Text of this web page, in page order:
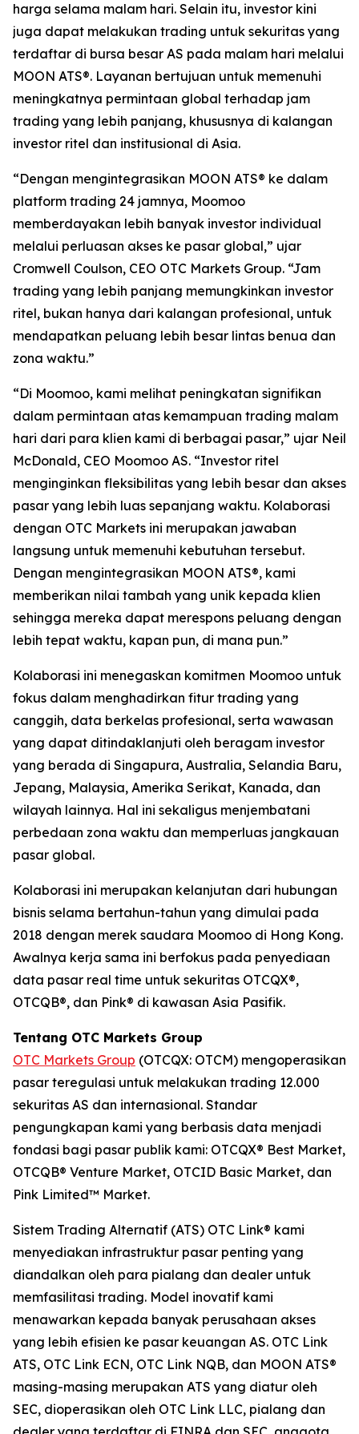
harga selama malam hari. Selain itu, investor kini
juga dapat melakukan trading untuk sekuritas yang
terdaftar di bursa besar AS pada malam hari melalui
MOON ATS®. Layanan bertujuan untuk memenuhi
meningkatnya permintaan global terhadap jam
trading yang lebih panjang, khususnya di kalangan
investor ritel dan institusional di Asia.
“Dengan mengintegrasikan MOON ATS® ke dalam
platform trading 24 jamnya, Moomoo
memberdayakan lebih banyak investor individual
melalui perluasan akses ke pasar global,” ujar
Cromwell Coulson, CEO OTC Markets Group. “Jam
trading yang lebih panjang memungkinkan investor
ritel, bukan hanya dari kalangan profesional, untuk
mendapatkan peluang lebih besar lintas benua dan
zona waktu.”
“Di Moomoo, kami melihat peningkatan signifikan
dalam permintaan atas kemampuan trading malam
hari dari para klien kami di berbagai pasar,” ujar Neil
McDonald, CEO Moomoo AS. “Investor ritel
menginginkan fleksibilitas yang lebih besar dan akses
pasar yang lebih luas sepanjang waktu. Kolaborasi
dengan OTC Markets ini merupakan jawaban
langsung untuk memenuhi kebutuhan tersebut.
Dengan mengintegrasikan MOON ATS®, kami
memberikan nilai tambah yang unik kepada klien
sehingga mereka dapat merespons peluang dengan
lebih tepat waktu, kapan pun, di mana pun.”
Kolaborasi ini menegaskan komitmen Moomoo untuk
fokus dalam menghadirkan fitur trading yang
canggih, data berkelas profesional, serta wawasan
yang dapat ditindaklanjuti oleh beragam investor
yang berada di Singapura, Australia, Selandia Baru,
Jepang, Malaysia, Amerika Serikat, Kanada, dan
wilayah lainnya. Hal ini sekaligus menjembatani
perbedaan zona waktu dan memperluas jangkauan
pasar global.
Kolaborasi ini merupakan kelanjutan dari hubungan
bisnis selama bertahun-tahun yang dimulai pada
2018 dengan merek saudara Moomoo di Hong Kong.
Awalnya kerja sama ini berfokus pada penyediaan
data pasar real time untuk sekuritas OTCQX®,
OTCQB®, dan Pink® di kawasan Asia Pasifik.
Tentang OTC Markets Group
OTC Markets Group (OTCQX: OTCM) mengoperasikan
pasar teregulasi untuk melakukan trading 12.000
sekuritas AS dan internasional. Standar
pengungkapan kami yang berbasis data menjadi
fondasi bagi pasar publik kami: OTCQX® Best Market,
OTCQB® Venture Market, OTCID Basic Market, dan
Pink Limited™ Market.
Sistem Trading Alternatif (ATS) OTC Link® kami
menyediakan infrastruktur pasar penting yang
diandalkan oleh para pialang dan dealer untuk
memfasilitasi trading. Model inovatif kami
menawarkan kepada banyak perusahaan akses
yang lebih efisien ke pasar keuangan AS. OTC Link
ATS, OTC Link ECN, OTC Link NQB, dan MOON ATS®
masing-masing merupakan ATS yang diatur oleh
SEC, dioperasikan oleh OTC Link LLC, pialang dan